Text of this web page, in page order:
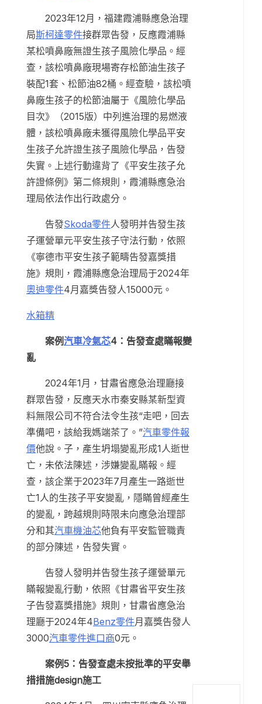
2023年12月，福建霞浦縣應急治理
局斯柯達零件接群眾告發，反應霞浦縣
某松噴鼻廠無證生孩子風險化學品。經
查，該松噴鼻廠現場寄存松節油生孩子
裝配1套、松節油82桶。經查驗，該松噴
鼻廠生孩子的松節油屬于《風險化學品
目次》（2015版）中列進治理的易燃液
體，該松噴鼻廠未獲得風險化學品平安
生孩子允許證生孩子風險化學品，告發
失實。上述行動違背了《平安生孩子允
許證條例》第二條規則，霞浦縣應急治
理局依法作出行政處分。
告發Skoda零件人發明并告發生孩
子運營單元平安生孩子守法行動，依照
《寧德市平安生孩子範疇告發嘉獎措
施》規則，霞浦縣應急治理局于2024年
奧迪零件4月嘉獎告發人15000元。
水箱精
案例汽車冷氣芯4：告發查處瞞報變
亂
2024年1月，甘肅省應急治理廳接
群眾告發，反應天水市秦安縣某新型資
料無限公司不符合法令生孩“走吧，回去
準備吧，該給我媽端茶了。”汽車零件報
價他說。子，產生坍塌變亂形成1人逝世
亡，未依法陳述，涉嫌變亂瞞報。經
查，該企業于2023年7月產生一路逝世
亡1人的生孩子平安變亂，隱瞞曾經產生
的變亂，跨越規則時限未向應急治理部
分和其汽車機油芯他負有平安監管職責
的部分陳述，告發失實。
告發人發明并告發生孩子運營單元
瞞報變亂行動，依照《甘肅省平安生孩
子告發嘉獎措施》規則，甘肅省應急治
理廳于2024年4Benz零件月嘉獎告發人
3000汽車零件進口商0元。
案例5：告發查處未按批準的平安舉
措措施design施工